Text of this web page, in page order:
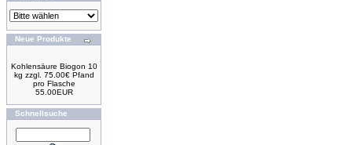
Neue Produkte
Kohlensäure Biogon 10
kg zzgl. 75.00€ Pfand
pro Flasche
55.00EUR
Schnellsuche